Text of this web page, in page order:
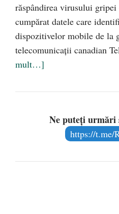
răspândirea virusului
cumpărat datele care
dispozitivelor mobile de la
telecomunicații canadian
mult…]
Ne puteți urmări
https://t.me/